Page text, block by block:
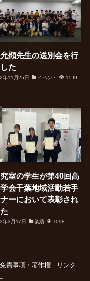
顕先生の送別会を行
た
年11月25日 イベント 1509
室の学生が第40回高
会千葉地域活動若手
ーにおいて表彰され
年3月17日 業績 1098
免責事項・著作権・リンク